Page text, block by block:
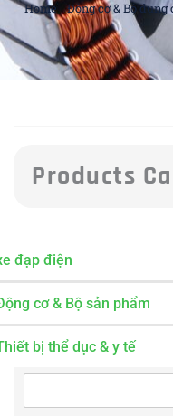
Home /Động cơ & Bộ dụng
Products
đạp điện
cơ & Bộ sản phẩm
bị thể dục & y tế
Inquiry Now